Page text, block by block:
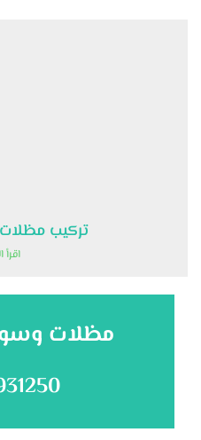
تركيب
اقرأ
مظلات